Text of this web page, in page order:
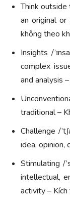
Think outside
an original
không theo
Insights /
complex
and analysis
traditional –
Challenge /
idea, opinion,
Stimulating /
intellectual,
activity –